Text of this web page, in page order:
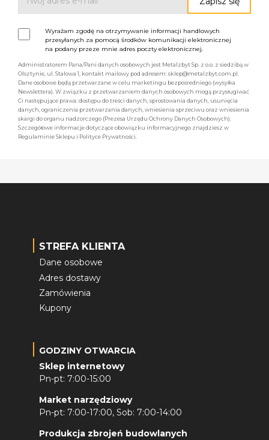
Wyrażam zgodę na otrzymywanie informacji handlowych
przesyłanych za pomocą środków komunikacji elektronicznej
na podany przeze mnie adres poczty elektronicznej.
Administratorem Pana/Pani danych osobowych jest Metalzbyt Sp. z o.o. z siedzibą w
Olsztynie, ul. Stalowa 1, kontakt mailowy pod adresem: sklep@metalzbyt.com.pl.
Dane osobowe będą przetwarzane w celu marketingu bezpośredniego (wysyłka
Newslettera). W związku z przetwarzaniem danych osobowych mogą przysługiwać
Ci następujące prawa: dostępu do treści danych, sprostowania danych, usunięcia
danych, ograniczenia przetwarzania danych, wniesienia sprzeciwu oraz wniesienia
skargi do organu nadzorczego (Prezesa Urzędu Ochrony Danych Osobowych).
Szczegółowe informacje dotyczące obowiązku informacyjnego znajdziesz w
Regulaminie Sklepu i Polityce Prywatności.
STREFA KLIENTA
Dane osobowe
Adres dostawy
Zamówienia
Kupony
GODZINY OTWARCIA
Sklep internetowy
Pn-pt: 7:00-15:00
Market narzędziowy
Pn-pt: 7:00-17:00, Sob: 7:00-14:00
Produkcja zbrojeń budowlanych